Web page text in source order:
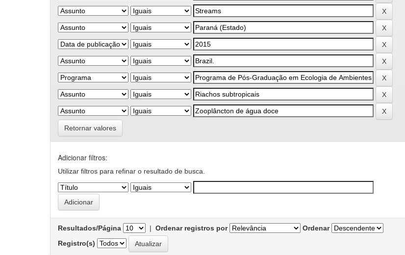
Retornar valores
Adicionar filtros:
Utilizar filtros para refinar o resultado de busca.
Resultados/Página | Ordenar registros por
Ordenar
Registro(s)